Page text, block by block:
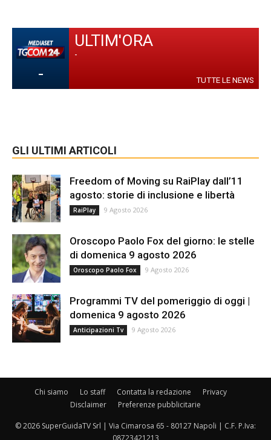
-
ULTIM'ORA
-
TUTTE LE NEWS
GLI ULTIMI ARTICOLI
Freedom of Moving su RaiPlay dall’11
agosto: storie di inclusione e libertà
RaiPlay 9 Agosto 2026
Oroscopo Paolo Fox del giorno: le stelle
di domenica 9 agosto 2026
Oroscopo Paolo Fox 9 Agosto 2026
Programmi TV del pomeriggio di oggi |
domenica 9 agosto 2026
Anticipazioni Tv 9 Agosto 2026
Chi siamo Lo staff Contatta la redazione
Privacy
Disclaimer
Preferenze pubblicitarie
© 2026 SuperGuidaTV Srl | Via Cimarosa 65 - 80127 Napoli | C.F. P.Iva: